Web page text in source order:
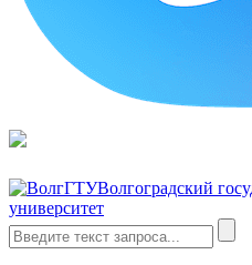
Волгоградский
университет